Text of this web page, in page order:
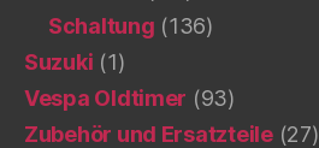
Schaltung (136)
Suzuki (1)
Vespa Oldtimer (93)
Zubehör und Ersatzteile(27)